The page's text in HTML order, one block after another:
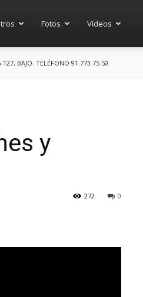
Fotos Vídeos
BAJO. TELÉFONO 91 773 75 50
y
0
272